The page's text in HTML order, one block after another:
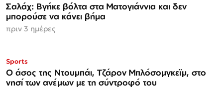
Σαλάχ: Βγήκε βόλτα στα Ματογιάννια και δεν
μπορούσε να κάνει βήμα
πριν 3 ημέρες
Sports
Ο άσος της Ντουμπάι, Τζάρον Μπλόσομγκεϊμ, στο
νησί των ανέμων με τη σύντροφό του